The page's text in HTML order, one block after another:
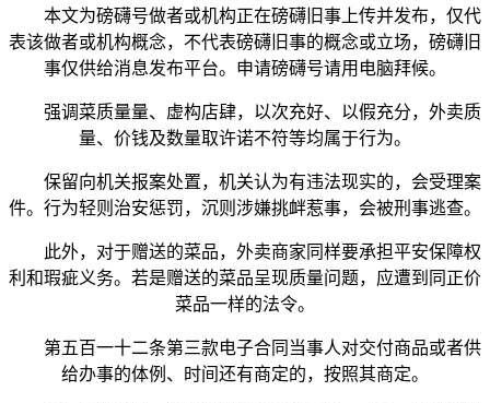
本文为磅礴号做者或机构正在磅礴旧事上传并发布，仅代
表该做者或机构概念，不代表磅礴旧事的概念或立场，磅礴旧
事仅供给消息发布平台。申请磅礴号请用电脑拜候。
强调菜质量量、虚构店肆，以次充好、以假充分，外卖质
量、价钱及数量取许诺不符等均属于行为。
保留向机关报案处置，机关认为有违法现实的，会受理案
件。行为轻则治安惩罚，沉则涉嫌挑衅惹事，会被刑事逃查。
此外，对于赠送的菜品，外卖商家同样要承担平安保障权
利和瑕疵义务。若是赠送的菜品呈现质量问题，应遭到同正价
菜品一样的法令。
第五百一十二条第三款电子合同当事人对交付商品或者供
给办事的体例、时间还有商定的，按照其商定。